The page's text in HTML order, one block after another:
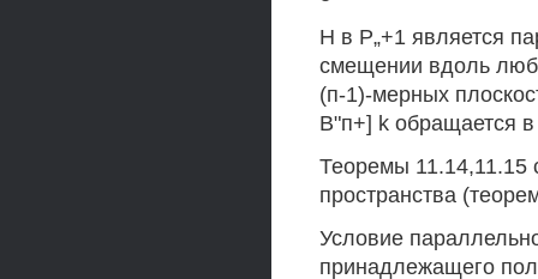
Н в Р„+1 является
смещении вдоль
(п-1)-мерных
В"п+] k обращается
Теоремы 11.14,11.15
пространства
Условие
принадлежащего